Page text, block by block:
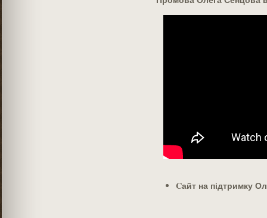
Cайт на підтримку